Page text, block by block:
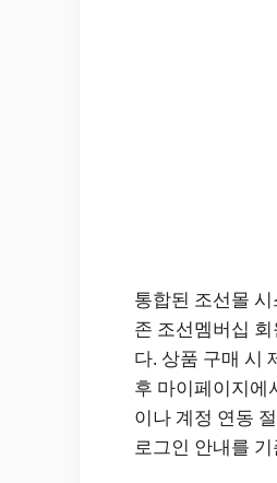
통합된 조선몰
존 조선멤버십
다. 상품 구매 시
후 마이페이지에
이나 계정 연동
로그인 안내를